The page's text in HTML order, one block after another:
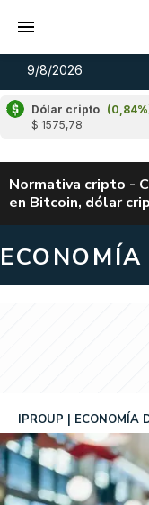
9/8/2026
Dólar cripto
$ 1575,78
Normativa cripto -
en Bitcoin, dólar
IPROUP ECONOMÍA